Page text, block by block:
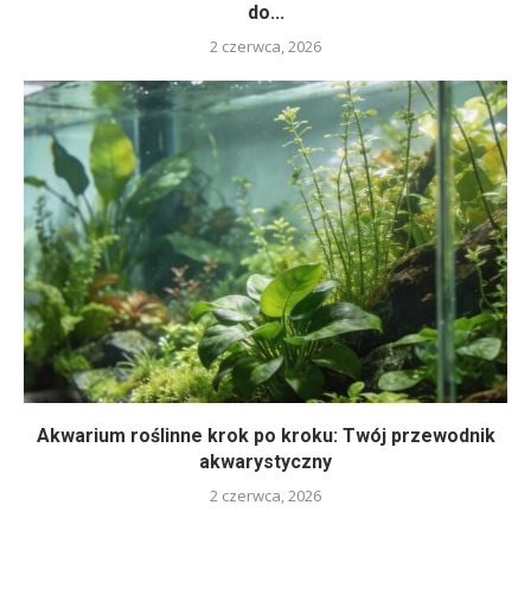
do...
2 czerwca, 2026
Akwarium roślinne krok po kroku: Twój przewodnik
akwarystyczny
2 czerwca, 2026